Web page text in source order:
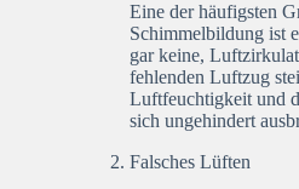
Eine der häufigsten
Schimmelbildung ist
gar keine,
fehlenden Luftzug
Luftfeuchtigkeit und
sich ungehindert
Falsches Lüften